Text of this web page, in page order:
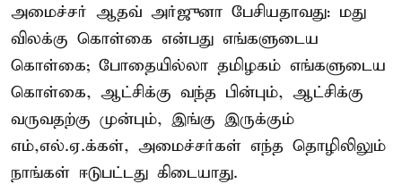
அமைச்சர் ஆதவ் அர்ஜுனா பேசியதாவது: மது
விலக்கு கொள்கை என்பது எங்களுடைய
கொள்கை; போதையில்லா தமிழகம் எங்களுடைய
கொள்கை, ஆட்சிக்கு வந்த பின்பும், ஆட்சிக்கு
வருவதற்கு முன்பும், இங்கு இருக்கும்
எம்,எல்.ஏ.க்கள், அமைச்சர்கள் எந்த தொழிலிலும்
நாங்கள் ஈடுபட்டது கிடையாது.